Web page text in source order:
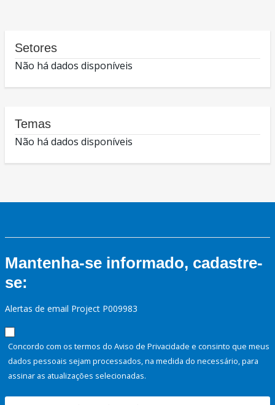
Setores
Não há dados disponíveis
Temas
Não há dados disponíveis
Mantenha-se informado, cadastre-
se:
Alertas de email Project P009983
Concordo com os termos do Aviso de Privacidade e consinto que meus
dados pessoais sejam processados, na medida do necessário, para
assinar as atualizações selecionadas.